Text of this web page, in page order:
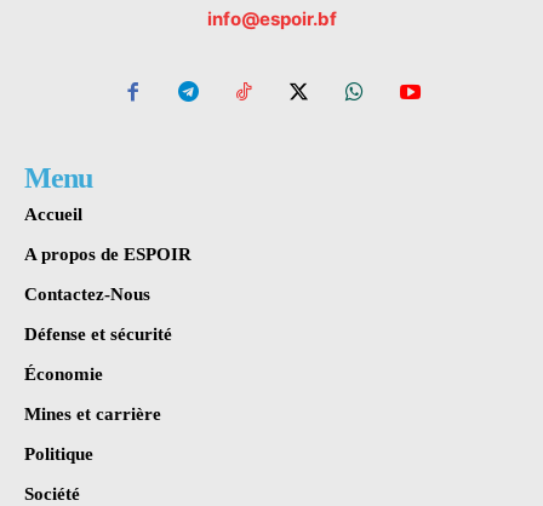
info@espoir.bf
Menu
Accueil
A propos de ESPOIR
Contactez-Nous
Défense et sécurité
Économie
Mines et carrière
Politique
Société